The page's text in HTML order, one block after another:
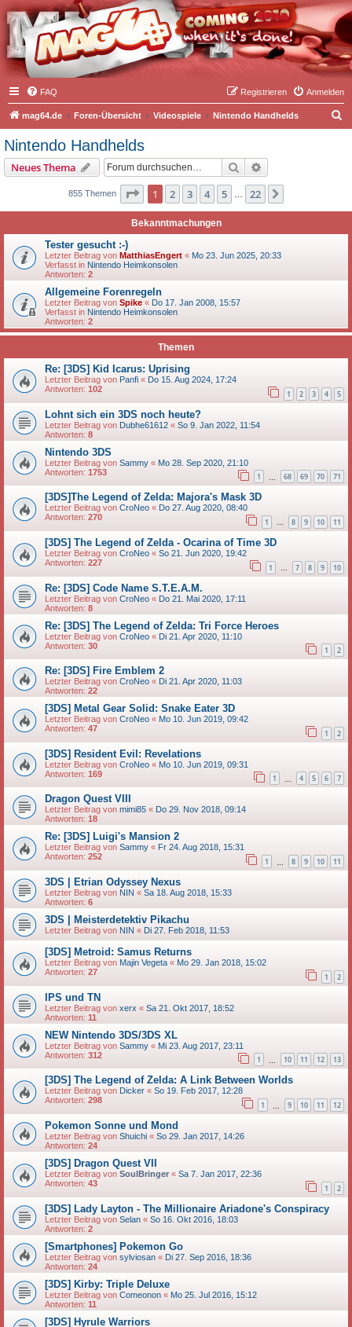
FAQ Anmelden
Registrieren
mag64.de Foren-Übersicht Videospiele Nintendo Handhelds
Nintendo Handhelds
Neues Thema Suche
855 Themen Seite 1von 22
1 2 3 4 5 22
Bekanntmachungen
Tester gesucht :-)
Letzter Beitrag von MatthiasEngert « Mo 23. Jun 2025, 20:33
Verfasst in Nintendo Heimkonsolen
Antworten: 2
Allgemeine Forenregeln
Letzter Beitrag von Spike « Do 17. Jan 2008, 15:57
Verfasst in Nintendo Heimkonsolen
Antworten: 2
Themen
Re: [3DS] Kid Icarus: Uprising
Letzter Beitrag von Panfi « Do 15. Aug 2024, 17:24
Antworten: 102 1 2 3 4 5
Lohnt sich ein 3DS noch heute?
Letzter Beitrag von Dubhe61612 « So 9. Jan 2022, 11:54
Antworten: 8
Nintendo 3DS
Letzter Beitrag von Sammy « Mo 28. Sep 2020, 21:10
Antworten: 1753 1 68 69 70 71
[3DS]The Legend of Zelda: Majora's Mask 3D
Letzter Beitrag von CroNeo « Do 27. Aug 2020, 08:40
Antworten: 270 1 … 8 9 10 11
[3DS] The Legend of Zelda - Ocarina of Time 3D
Letzter Beitrag von CroNeo « So 21. Jun 2020, 19:42
Antworten: 227 1 … 7 8 9 10
Re: [3DS] Code Name S.T.E.A.M.
Letzter Beitrag von CroNeo « Do 21. Mai 2020, 17:11
Antworten: 8
Re: [3DS] The Legend of Zelda: Tri Force Heroes
Letzter Beitrag von CroNeo « Di 21. Apr 2020, 11:10
Antworten: 30 1 2
Re: [3DS] Fire Emblem 2
Letzter Beitrag von CroNeo « Di 21. Apr 2020, 11:03
Antworten: 22
[3DS] Metal Gear Solid: Snake Eater 3D
Letzter Beitrag von CroNeo « Mo 10. Jun 2019, 09:42
Antworten: 47 1 2
[3DS] Resident Evil: Revelations
Letzter Beitrag von CroNeo « Mo 10. Jun 2019, 09:31
Antworten: 169 1 4 5 6 7
Dragon Quest VIII
Letzter Beitrag von mimi85 « Do 29. Nov 2018, 09:14
Antworten: 18
Re: [3DS] Luigi's Mansion 2
Letzter Beitrag von Sammy « Fr 24. Aug 2018, 15:31
Antworten: 252 1 8 9 10 11
3DS | Etrian Odyssey Nexus
Letzter Beitrag von NIN « Sa 18. Aug 2018, 15:33
Antworten: 6
3DS | Meisterdetektiv Pikachu
Letzter Beitrag von NIN « Di 27. Feb 2018, 11:53
[3DS] Metroid: Samus Returns
Letzter Beitrag von Majin Vegeta « Mo 29. Jan 2018, 15:02
Antworten: 27 1 2
IPS und TN
Letzter Beitrag von xerx « Sa 21. Okt 2017, 18:52
Antworten: 11
NEW Nintendo 3DS/3DS XL
Letzter Beitrag von Sammy « Mi 23. Aug 2017, 23:11
Antworten: 312 1 10 11 12 13
[3DS] The Legend of Zelda: A Link Between Worlds
Letzter Beitrag von Dicker « So 19. Feb 2017, 12:28
Antworten: 298 1 9 10 11 12
Pokemon Sonne und Mond
Letzter Beitrag von Shuichi « So 29. Jan 2017, 14:26
Antworten: 24
[3DS] Dragon Quest VII
Letzter Beitrag von SoulBringer « Sa 7. Jan 2017, 22:36
Antworten: 43 1 2
[3DS] Lady Layton - The Millionaire Ariadone's Conspiracy
Letzter Beitrag von Selan « So 16. Okt 2016, 18:03
Antworten: 2
[Smartphones] Pokemon Go
Letzter Beitrag von sylviosan « Di 27. Sep 2016, 18:36
Antworten: 24
[3DS] Kirby: Triple Deluxe
Letzter Beitrag von Comeonon « Mo 25. Jul 2016, 15:12
Antworten: 11
[3DS] Hyrule Warriors